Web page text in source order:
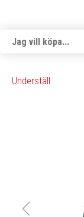
Underställ